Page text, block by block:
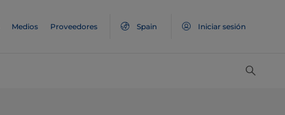
Medios Proveedores Spain Iniciar sesión